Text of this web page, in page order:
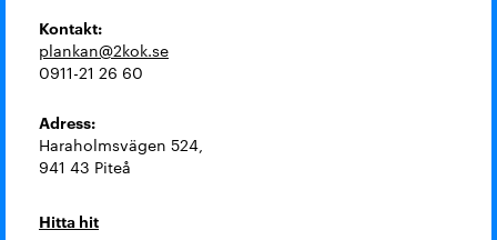
Kontakt:
plankan@2kok.se
0911-21 26 60
Adress:
Haraholmsvägen 524,
941 43 Piteå
Hitta hit